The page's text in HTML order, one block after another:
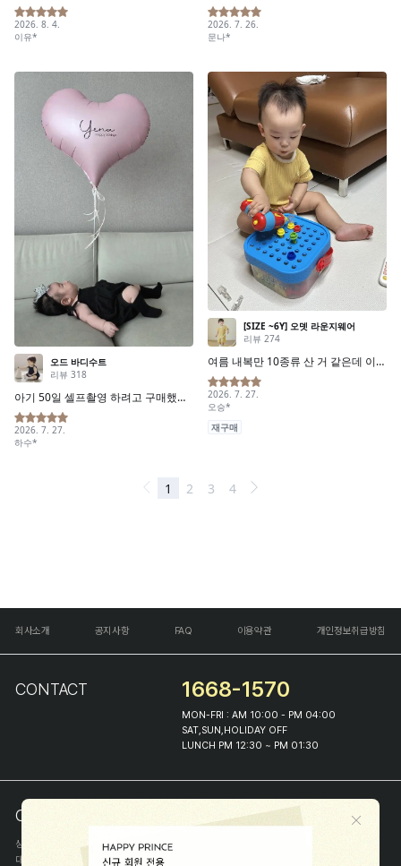
회사소개 공지사항 FAQ 이용약관 개인정보취급방침
CONTACT 1668-1570
MON-FRI : AM 10:00 - PM 04:00
SAT,SUN,HOLIDAY OFF
LUNCH PM 12:30 ~ PM 01:30
COMPANY INFO
상호
(주)해피프린스
대표
이화진